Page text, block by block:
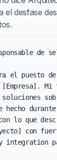
el desfase
de
el puesto
[Empresa].
hecho
lo que
con
integration